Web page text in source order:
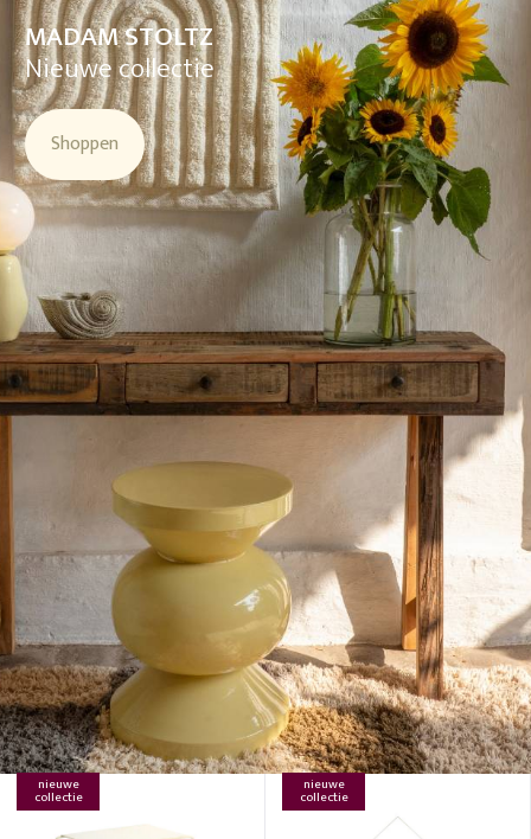
MADAM STOLTZ
Nieuwe collectie
Shoppen
nieuwe
collectie
nieuwe
collectie